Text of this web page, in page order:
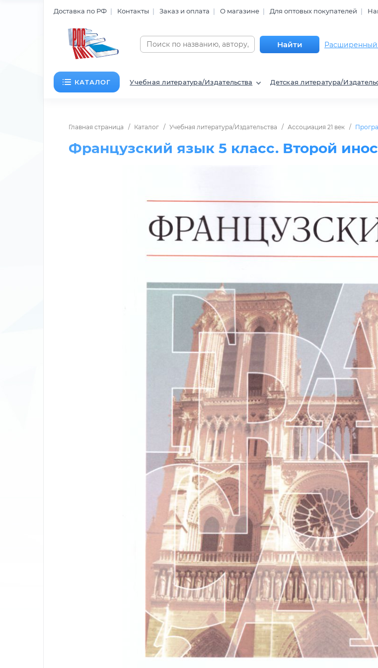
Доставка по РФ Контакты Заказ и оплата О магазине Для оптовых покупателей
Найти Расширенный
КАТАЛОГ Учебная литература/Издательства Детская литература/
Главная страница Каталог Учебная литература/Издательства Ассоциация 21 век
Французский язык 5 класс. Второй